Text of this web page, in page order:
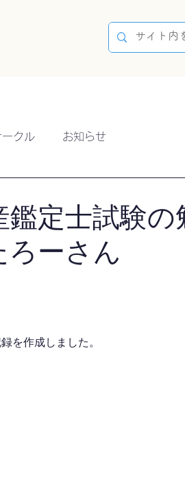
ークル お知らせ
鑑定士試験の
ろーさん
を作成しました。